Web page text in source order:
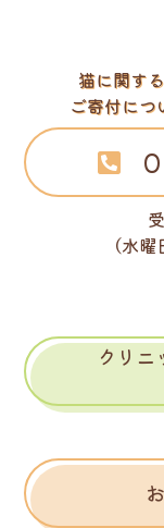
猫に関す
ご寄付につ
（水
クリ